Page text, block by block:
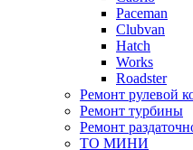
Paceman
Clubvan
Hatch
Works
Roadster
Ремонт рулевой
Ремонт турбины
Ремонт
ТО МИНИ